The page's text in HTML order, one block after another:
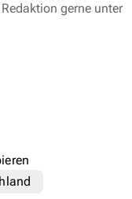
gerne unter